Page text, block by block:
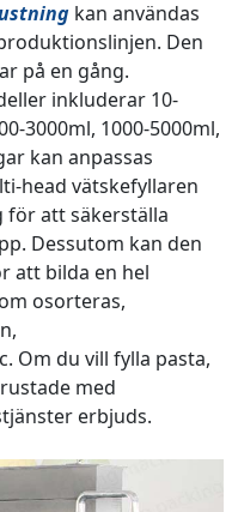
kan användas
Den
på en gång.
inkluderar 10-
3000ml, 1000-5000ml,
kan anpassas
head vätskefyllaren
att säkerställa
Dessutom kan den
att bilda en hel
osorteras,
Om du vill fylla pasta,
med
erbjuds.